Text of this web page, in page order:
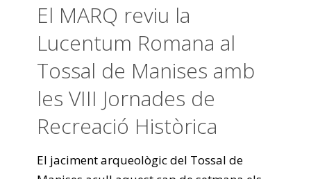
El MARQ reviu la
Lucentum Romana al
Tossal de Manises amb
les VIII Jornades de
Recreació Històrica
El jaciment arqueològic del Tossal de